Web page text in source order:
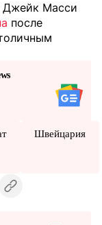
Джейк Масси
после
Швейцария